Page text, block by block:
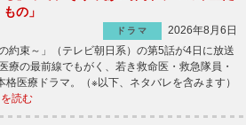
もの」
ドラマ
2026年8月6日
約束～」（テレビ朝日系）の第5話が4日に放送
の最前線でもがく、若き救命医・救急隊員・
医療ドラマ。（※以下、ネタバレを含みます）
読む